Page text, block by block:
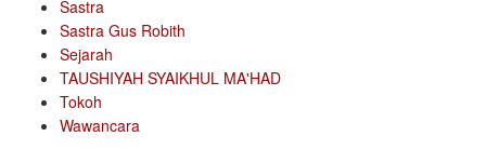
Sastra
Sastra Gus Robith
Sejarah
TAUSHIYAH SYAIKHUL MA'HAD
Tokoh
Wawancara